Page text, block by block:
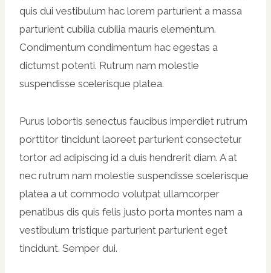
quis dui vestibulum hac lorem parturient a massa
parturient cubilia cubilia mauris elementum.
Condimentum condimentum hac egestas a
dictumst potenti. Rutrum nam molestie
suspendisse scelerisque platea.
Purus lobortis senectus faucibus imperdiet rutrum
porttitor tincidunt laoreet parturient consectetur
tortor ad adipiscing id a duis hendrerit diam. A at
nec rutrum nam molestie suspendisse scelerisque
platea a ut commodo volutpat ullamcorper
penatibus dis quis felis justo porta montes nam a
vestibulum tristique parturient parturient eget
tincidunt. Semper dui.